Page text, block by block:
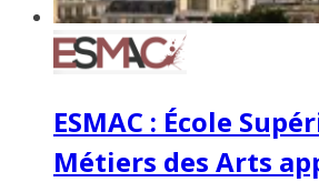
ESMAC : École
Métiers des Arts